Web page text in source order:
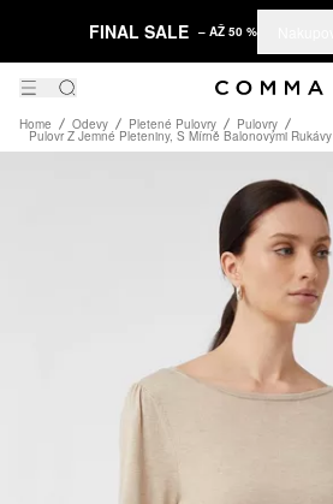
FINAL SALE – AŽ 50 %
Home Odevy Pletené Pulovry Pulovry
Pulovr Z Jemné Pleteniny, S Mírně Balonovými Rukávy